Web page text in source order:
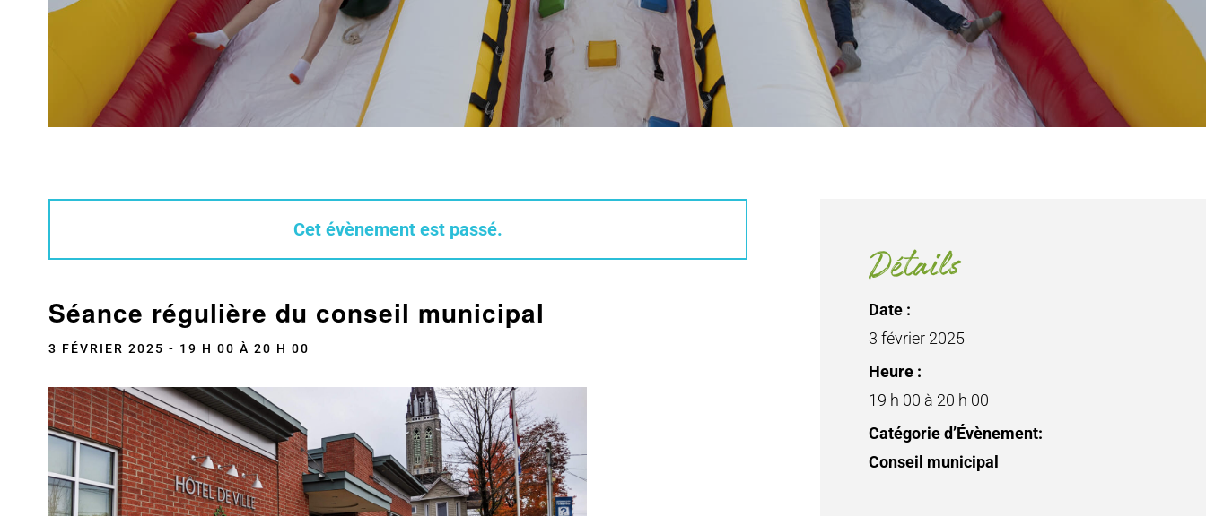
Cet évènement est passé.
Séance régulière du conseil municipal
3 FÉVRIER 2025 - 19 H 00 À 20 H 00
Détails
Date :
3 février 2025
Heure :
19 h 00 à 20 h 00
Catégorie d’Évènement:
Conseil municipal